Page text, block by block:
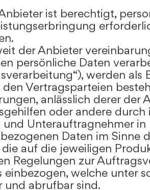
ist berechtigt,
der Anbieter
persönliche Daten
werden als
den Vertragsparteien
anlässlich derer der
oder andere
und Unterauftragnehmer
Daten im Sinne
die auf die jeweiligen
Regelungen zur
einbezogen, welche unter
und abrufbar sind.